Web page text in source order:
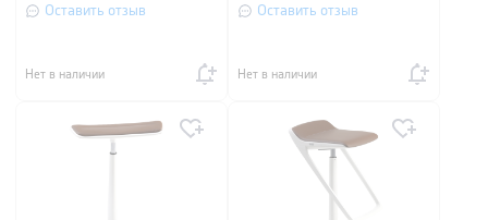
Оставить отзыв
Нет в наличии
Оставить отзыв
Нет в наличии